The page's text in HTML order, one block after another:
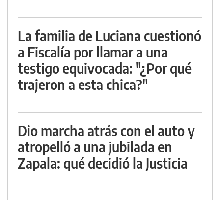
La familia de Luciana cuestionó
a Fiscalía por llamar a una
testigo equivocada: "¿Por qué
trajeron a esta chica?"
Dio marcha atrás con el auto y
atropelló a una jubilada en
Zapala: qué decidió la Justicia